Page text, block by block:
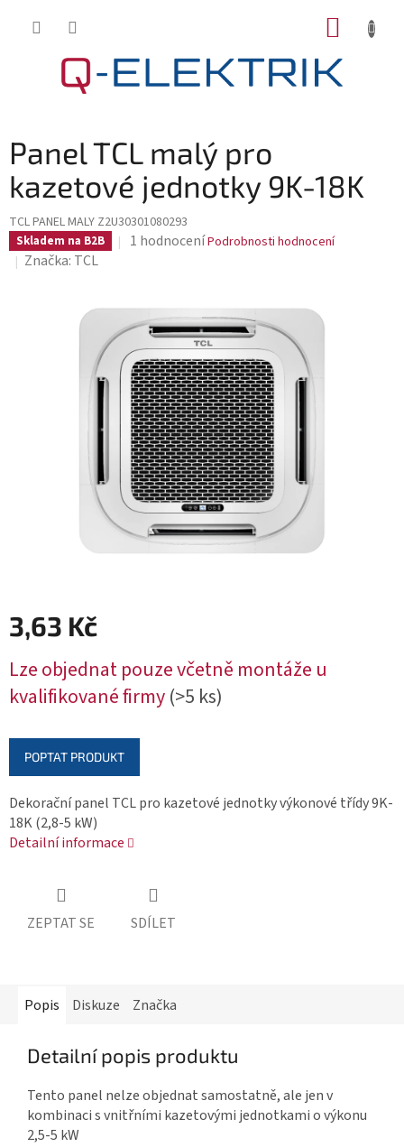
Panel TCL malý pro
kazetové jednotky 9K-18K
TCL PANEL MALY Z2U30301080293
Skladem na B2B
Průměrné
5,0
5
hvězdiček.
1 hodnoceníPodrobnosti hodnocení
Značka: TCL
3,63 Kč
cena:
Lze objednat pouze včetně montáže u
kvalifikované firmy(>5 ks)
POPTAT PRODUKT
Dekorační panel TCL pro kazetové jednotky výkonové třídy 9K-
18K (2,8-5 kW)
Detailní informace
ZEPTAT SE SDÍLET
Popis Diskuze Značka
Detailní popis produktu
Tento panel nelze objednat samostatně, ale jen v
kombinaci s vnitřními kazetovými jednotkami o výkonu
2,5-5 kW